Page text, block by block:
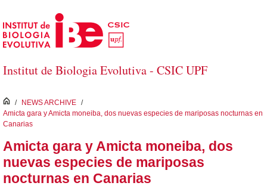
Skip to Main Content
Institut de Biologia Evolutiva - CSIC UPF
inici
/ NEWS ARCHIVE /
Amicta gara y Amicta moneiba, dos nuevas especies de mariposas nocturnas en
Canarias
Amicta gara y Amicta moneiba, dos
nuevas especies de mariposas
nocturnas en Canarias